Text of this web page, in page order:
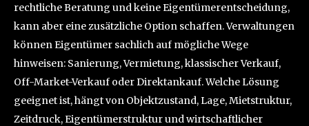
rechtliche Beratung und keine Eigentümerentscheidung,
kann aber eine zusätzliche Option schaffen. Verwaltungen
können Eigentümer sachlich auf mögliche Wege
hinweisen: Sanierung, Vermietung, klassischer Verkauf,
Off-Market-Verkauf oder Direktankauf. Welche Lösung
geeignet ist, hängt von Objektzustand, Lage, Mietstruktur,
Zeitdruck, Eigentümerstruktur und wirtschaftlicher